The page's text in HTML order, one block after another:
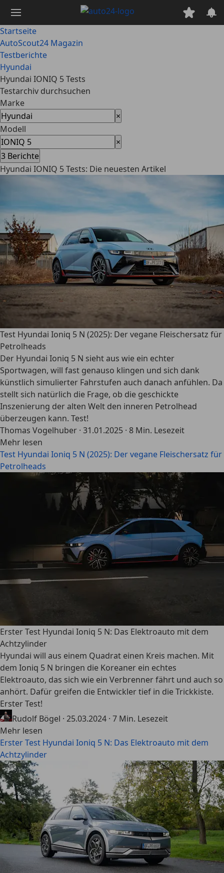
Hauptinhalt
springen
Startseite
AutoScout24 Magazin
Testberichte
Hyundai
Hyundai IONIQ 5 Tests
Testarchiv durchsuchen
Marke
×
Modell
×
3 Berichte
Hyundai IONIQ 5 Tests: Die neuesten Artikel
Test Hyundai Ioniq 5 N (2025): Der vegane Fleischersatz für
Petrolheads
Der Hyundai Ioniq 5 N sieht aus wie ein echter
Sportwagen, will fast genauso klingen und sich dank
künstlich simulierter Fahrstufen auch danach anfühlen. Da
stellt sich natürlich die Frage, ob die geschickte
Inszenierung der alten Welt den inneren Petrolhead
überzeugen kann. Test!
Thomas Vogelhuber · 31.01.2025 · 8 Min. Lesezeit
Mehr lesen
Test Hyundai Ioniq 5 N (2025): Der vegane Fleischersatz für
Petrolheads
Erster Test Hyundai Ioniq 5 N: Das Elektroauto mit dem
Achtzylinder
Hyundai will aus einem Quadrat einen Kreis machen. Mit
dem Ioniq 5 N bringen die Koreaner ein echtes
Elektroauto, das sich wie ein Verbrenner fährt und auch so
anhört. Dafür greifen die Entwickler tief in die Trickkiste.
Erster Test!
Rudolf Bögel · 25.03.2024 · 7 Min. Lesezeit
Mehr lesen
Erster Test Hyundai Ioniq 5 N: Das Elektroauto mit dem
Achtzylinder